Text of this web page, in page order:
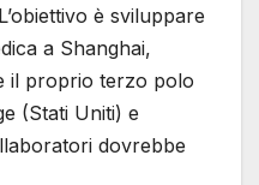
è sviluppare
a Shanghai,
il proprio terzo polo
(Stati Uniti) e
dovrebbe